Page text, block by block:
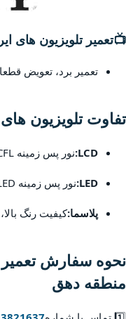
📺تعمیر تلویزیون های
تعمیر برد، تعویض
تفاوت تلویزیون های LED، LCD و پلاسما
LCD: نور پس زمینه CCFL، مصرف انرژی بیشتر
LED: نور پس زمینه LED، نازک تر و کم مصرف تر
پلاسما:کیفیت رنگ
نحوه سفارش تعمیر
منطقه دهق